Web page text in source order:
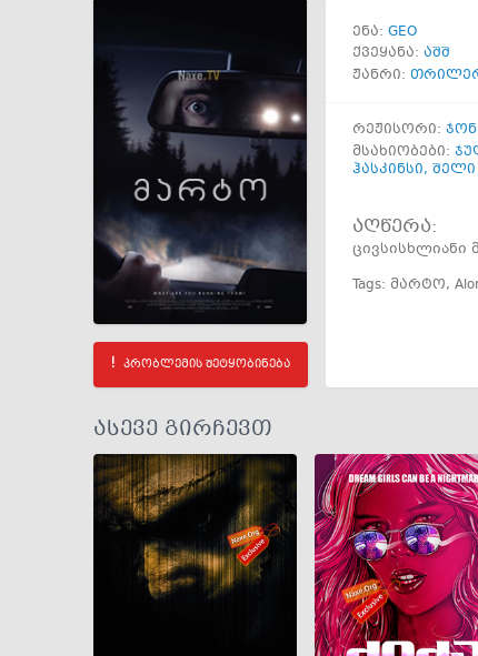
პრობლემის შეტყობინება
ენა: GEO
ქვეყანა: აშშ
ჟანრი:
რეჟისორი: ჯონ
მსახიობები:
ჰასკინსი, შელი
აღწერა:
Tags: მარტო,
ასევე გირჩევთ